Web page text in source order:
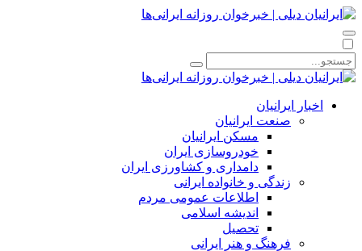
اخبار ایرانیان
صنعت ایرانیان
مسکن ایرانیان
خودروسازی ایران
دامداری و کشاورزی ایران
زندگی و خانواده ایرانی
اطلاعات عمومی مردم
اندیشه اسلامی
تحصیل
فرهنگ و هنر ایرانی